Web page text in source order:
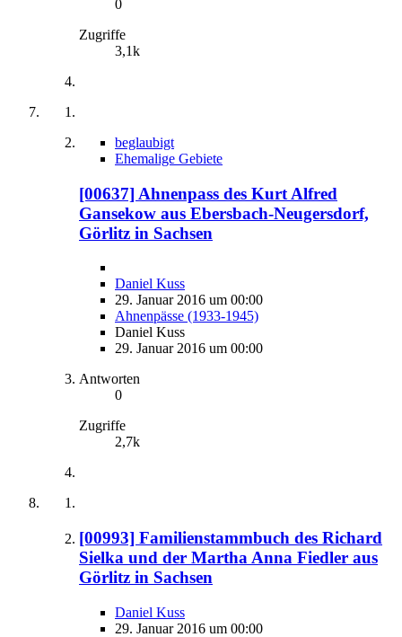
0
Zugriffe
3,1k
beglaubigt
Ehemalige Gebiete
[00637] Ahnenpass des Kurt Alfred
Gansekow aus Ebersbach-Neugersdorf,
Görlitz in Sachsen
Daniel Kuss
29. Januar 2016 um 00:00
Ahnenpässe (1933-1945)
Daniel Kuss
29. Januar 2016 um 00:00
Antworten
0
Zugriffe
2,7k
[00993] Familienstammbuch des Richard
Sielka und der Martha Anna Fiedler aus
Görlitz in Sachsen
Daniel Kuss
29. Januar 2016 um 00:00